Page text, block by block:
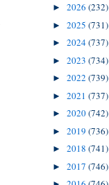
► 2026 (232)
► 2025 (731)
► 2024(737)
► 2023 (734)
► 2022 (739)
► 2021 (737)
► 2020(742)
► 2019 (736)
► 2018 (741)
► 2017 (746)